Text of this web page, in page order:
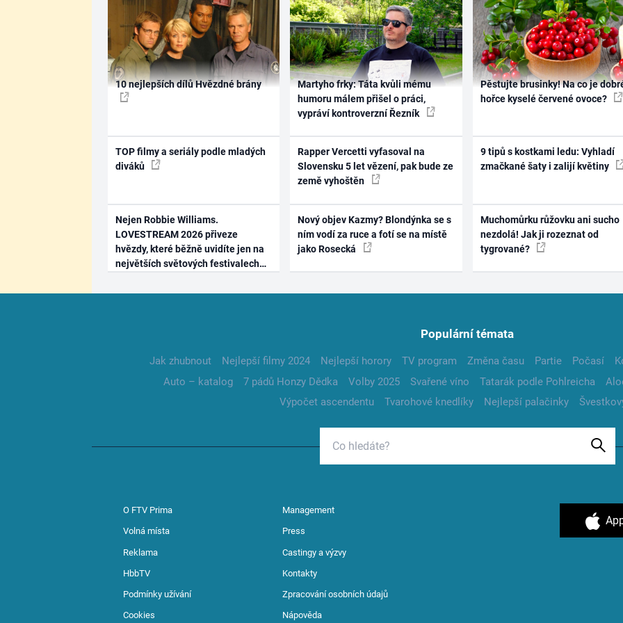
10 nejlepších dílů Hvězdné brány
TOP filmy a seriály podle mladých
diváků
Nejen Robbie Williams.
LOVESTREAM 2026 přiveze
hvězdy, které běžně uvidíte jen na
největších světových festivalech
Martyho frky: Táta kvůli mému
humoru málem přišel o práci,
vypráví kontroverzní Řezník
Rapper Vercetti vyfasoval na
Slovensku 5 let vězení, pak bude ze
země vyhoštěn
Nový objev Kazmy? Blondýnka se s
ním vodí za ruce a fotí se na místě
jako Rosecká
Pěstujte brusinky! Na co je
hořce kyselé červené ovoce?
9 tipů s kostkami ledu: Vyhladí
zmačkané šaty i zalijí květiny
Muchomůrku růžovku ani sucho
nezdolá! Jak ji rozeznat od
tygrované?
Populární témata
Jak zhubnout Nejlepší filmy 2024 Nejlepší horory TV program Změna času Partie Počasí
Auto – katalog
7 pádů Honzy Dědka Volby 2025 Svařené víno Tatarák podle Pohlreicha
Výpočet ascendentu
Tvarohové knedlíky Nejlepší palačinky
O FTV Prima Management
Volná místa Press
Reklama Castingy a výzvy
HbbTV Kontakty
Podmínky užívání Zpracování osobních údajů
Cookies Nápověda